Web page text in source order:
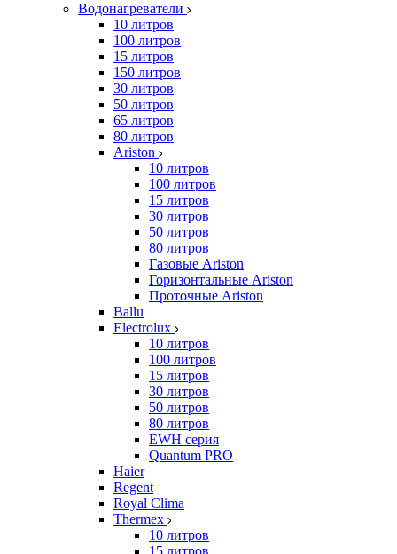
Водонагреватели
10 литров
100 литров
15 литров
150 литров
30 литров
50 литров
65 литров
80 литров
Ariston
10 литров
100 литров
15 литров
30 литров
50 литров
80 литров
Газовые Ariston
Горизонтальные Ariston
Проточные Ariston
Ballu
Electrolux
10 литров
100 литров
15 литров
30 литров
50 литров
80 литров
EWH серия
Quantum PRO
Haier
Regent
Royal Clima
Thermex
10 литров
15 литров